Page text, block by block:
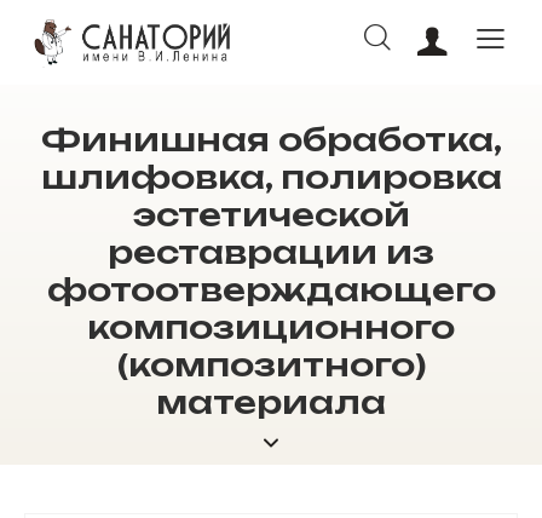
Финишная обработка,
шлифовка, полировка
эстетической
реставрации из
фотоотверждающего
композиционного
(композитного)
материала
ОНЛАЙН БРОНИРОВАНИЕ